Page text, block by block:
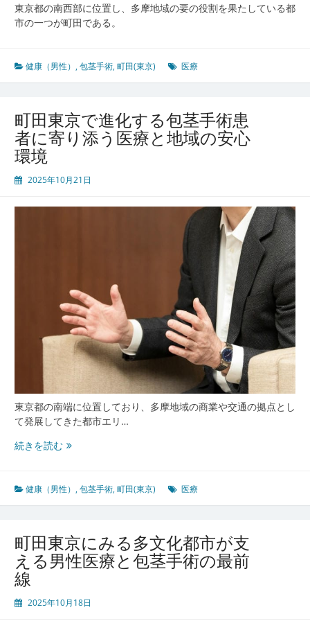
東京都の南西部に位置し、多摩地域の要の役割を果たしている都
市の一つが町田である。
健康（男性） ,包茎手術,町田(東京) 医療
町田東京で進化する包茎手術患
者に寄り添う医療と地域の安心
環境
2025年10月21日
東京都の南端に位置しており、多摩地域の商業や交通の拠点とし
て発展してきた都市エリ…
続きを読む町
京
で
化
す
る
手
健康（男性） ,包茎手術,町田(東京) 医療
町田東京にみる多文化都市が支
える男性医療と包茎手術の最前
線
2025年10月18日